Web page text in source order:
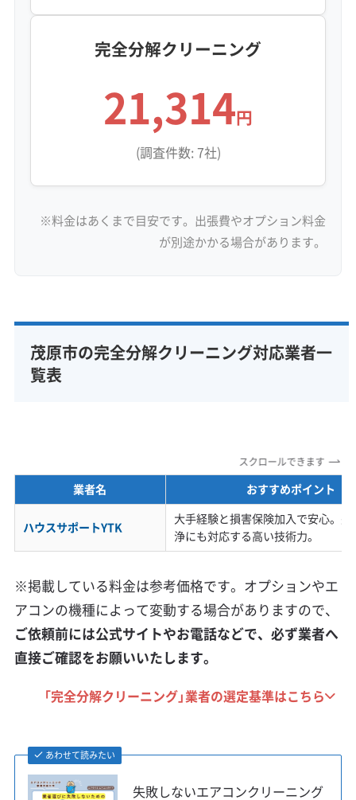
門業者の高圧洗浄で物理的に汚れを剥がし、大
量の水で洗い流す技術が欠かせません。
茂原市でよく見かけるこの「油と
土ボコリが湿気で固まった汚れ」
は、見た目はただのホコリっぽ
い汚れでも、触るとネチャッと
していて、簡単には落ちないん
です。特に、一宮川沿いなど湿
い、梅雨時に一気にカビ臭くな
る、というご相談が毎年増えま
新旧の住宅が混在する茂原市特有の業
者選びの注意点
が混在しているため、古い機種や複雑な設
置状況に対応できない業者を選んでしまう
と、追加料金や作業を断られるリスクがあ
茂原市内には、昔からの市街地に加え、緑ヶ丘
のように1970〜80年代に開発された住宅地と、
完全分解クリーニング
21,314円
(調査件数: 7社)
※料金はあくまで目安です。出張費やオプション料金
が別途かかる場合があります。
茂原市の完全分解クリーニング対応業者一
覧表
スクロールできます
業者名 おすすめポイント
ハウスサポートYTK
大手経験と損害保険加入で安心。
浄にも対応する高い技術力。
※掲載している料金は参考価格です。オプションやエ
アコンの機種によって変動する場合がありますので、
ご依頼前には公式サイトやお電話などで、必ず業者へ
直接ご確認をお願いいたします。
「完全分解クリーニング」業者の選定基準はこちら
あわせて読みたい
失敗しないエアコンクリーニング